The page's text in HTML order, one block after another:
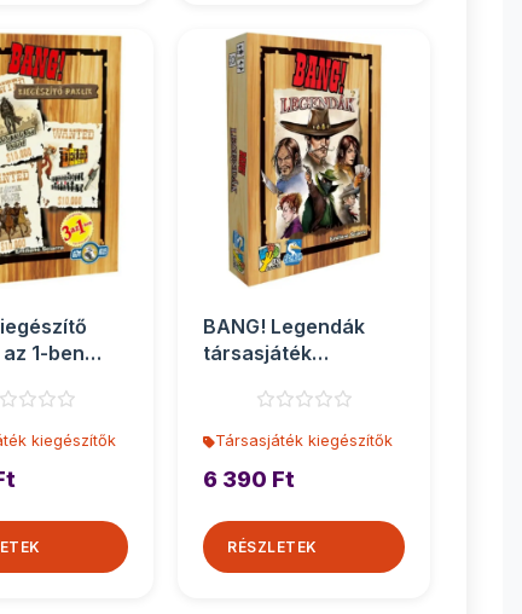
1-ben
kiegészítők
BANG! Legendák
társasjáték
Társasjáték kiegészítők
6 390 Ft
RÉSZLETEK